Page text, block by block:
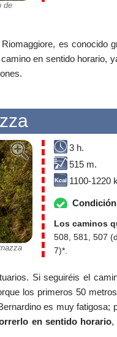
de
es conocido
en sentido horario,
3 h.
515 m.
1100-1220
Los caminos
508, 581, 507
7)*.
Si seguiréis el
los primeros 50
es muy fatigosa;
en sentido horario,